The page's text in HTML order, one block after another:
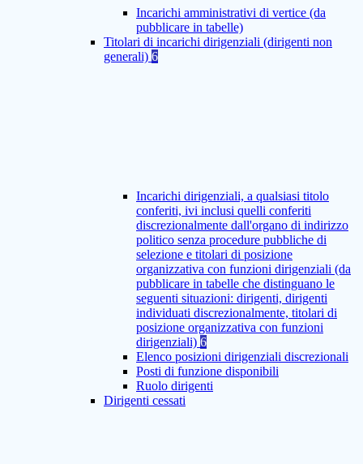
Incarichi amministrativi di vertice (da
pubblicare in tabelle)
Titolari di incarichi dirigenziali (dirigenti non
generali) 6
Incarichi dirigenziali, a qualsiasi titolo
conferiti, ivi inclusi quelli conferiti
discrezionalmente dall'organo di indirizzo
politico senza procedure pubbliche di
selezione e titolari di posizione
organizzativa con funzioni dirigenziali (da
pubblicare in tabelle che distinguano le
seguenti situazioni: dirigenti, dirigenti
individuati discrezionalmente, titolari di
posizione organizzativa con funzioni
dirigenziali) 6
Elenco posizioni dirigenziali discrezionali
Posti di funzione disponibili
Ruolo dirigenti
Dirigenti cessati